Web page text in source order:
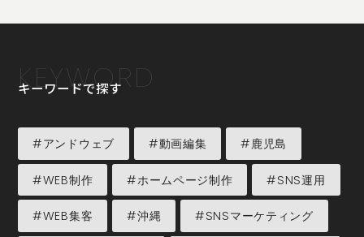
KEYWORD
キーワードで探す
#アンドウェブ #動画編集 #鹿児島
#WEB制作 #ホームページ制作 #SNS運用
#WEB集客 #沖縄 #SNSマーケティング